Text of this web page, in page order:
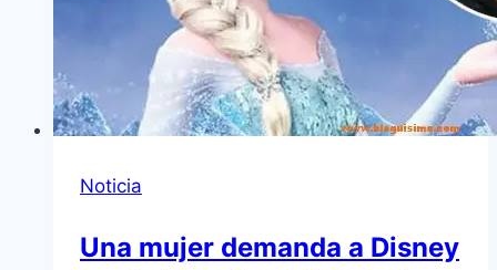
Noticia
Una mujer demanda a Disney